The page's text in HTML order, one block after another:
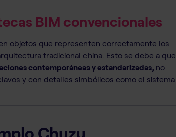
BIM convencionales
objetos que representen correctamente los
tradicional china. Esto se debe a que
contemporáneas y estandarizadas, no
y con detalles simbólicos como el sistema